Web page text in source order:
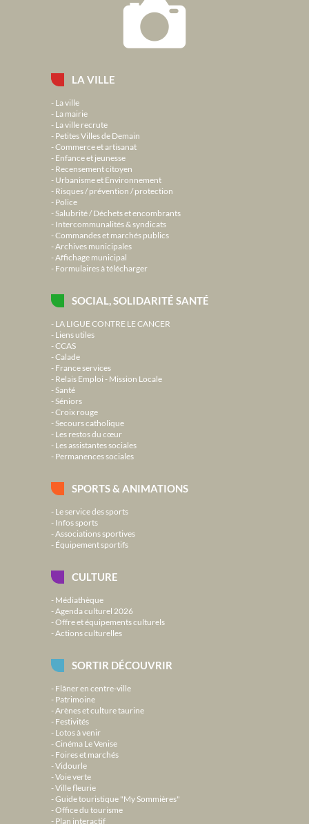
LA VILLE
La ville
La mairie
La ville recrute
Petites Villes de Demain
Commerce et artisanat
Enfance et jeunesse
Recensement citoyen
Urbanisme et Environnement
Risques / prévention / protection
Police
Salubrité / Déchets et encombrants
Intercommunalités & syndicats
Commandes et marchés publics
Archives municipales
Affichage municipal
Formulaires à télécharger
SOCIAL, SOLIDARITÉ SANTÉ
LA LIGUE CONTRE LE CANCER
Liens utiles
CCAS
Calade
France services
Relais Emploi - Mission Locale
Santé
Séniors
Croix rouge
Secours catholique
Les restos du cœur
Les assistantes sociales
Permanences sociales
SPORTS & ANIMATIONS
Le service des sports
Infos sports
Associations sportives
Équipement sportifs
CULTURE
Médiathèque
Agenda culturel 2026
Offre et équipements culturels
Actions culturelles
SORTIR DÉCOUVRIR
Flâner en centre-ville
Patrimoine
Arènes et culture taurine
Festivités
Lotos à venir
Cinéma Le Venise
Foires et marchés
Vidourle
Voie verte
Ville fleurie
Guide touristique "My Sommières"
Office du tourisme
Plan interactif